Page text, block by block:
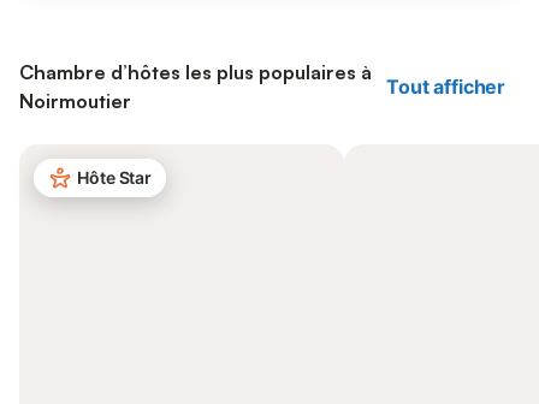
Chambre d’hôtes les plus populaires à
Noirmoutier
Tout afficher
Hôte Star